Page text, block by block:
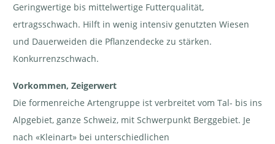
ovina | ©
AGFF
ovina | ©
AGFF
Schafschwingel
ovina | ©
Geringwertige bis mittelwertige Futterqualität,
ertragsschwach. Hilft in wenig intensiv genutzten Wiesen
und Dauerweiden die Pflanzendecke zu stärken.
Konkurrenzschwach.
Vorkommen, Zeigerwert
Die formenreiche Artengruppe ist verbreitet vom Tal- bis ins
Alpgebiet, ganze Schweiz, mit Schwerpunkt Berggebiet. Je
nach «Kleinart» bei unterschiedlichen